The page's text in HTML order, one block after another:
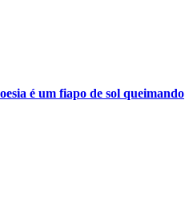
é um fiapo de sol queimando